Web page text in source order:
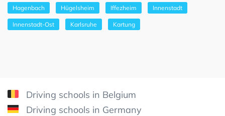
Hagenbach Hügelsheim Iffezheim Innenstadt
Innenstadt-Ost Karlsruhe Kartung
Driving schools in Belgium
Driving schools in Germany